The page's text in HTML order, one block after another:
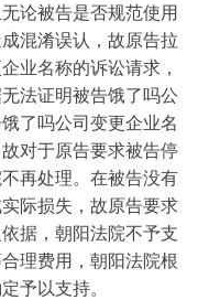
论被告是否规范使用
混淆误认，故原告拉
业名称的诉讼请求，
法证明被告饿了吗公
了吗公司变更企业名
对于原告要求被告停
再处理。在被告没有
际损失，故原告要求
据，朝阳法院不予支
理费用，朝阳法院根
予以支持。